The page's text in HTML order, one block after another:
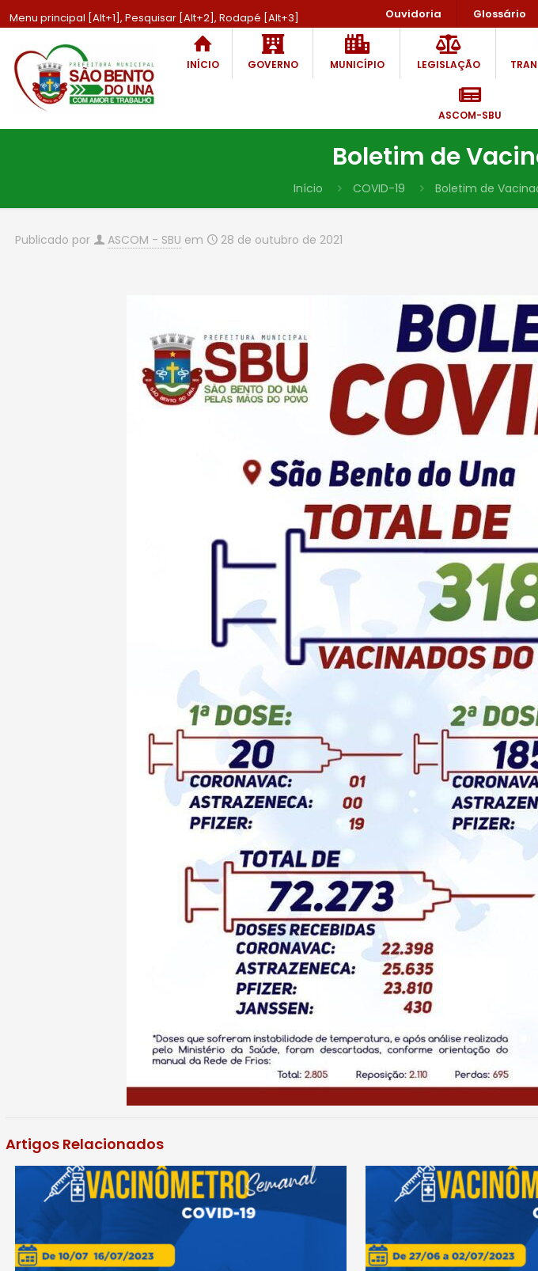
Menu principal [Alt+1], Pesquisar [Alt+2], Rodapé [Alt+3] Ouvidoria Glossário
INÍCIO GOVERNO MUNICÍPIO LEGISLAÇÃO
ASCOM-SBU
Boletim de
Início COVID-19 Boletim de
Publicado por ASCOM - SBU em 28 de outubro de 2021
Artigos Relacionados